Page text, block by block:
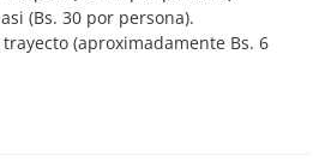
(Bs. 30 por persona).
(aproximadamente Bs. 6